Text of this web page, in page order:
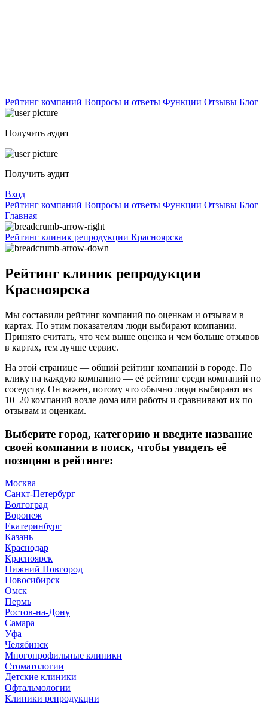
Рейтинг компаний Вопросы и ответы Функции Отзывы Блог
Получить аудит
Получить аудит
Вход
Рейтинг компаний Вопросы и ответы Функции Отзывы Блог
Главная
Рейтинг клиник репродукции Красноярска
Рейтинг клиник репродукции
Красноярска
Мы составили рейтинг компаний по оценкам и отзывам в
картах. По этим показателям люди выбирают компании.
Принято считать, что чем выше оценка и чем больше отзывов
в картах, тем лучше сервис.
На этой странице — общий рейтинг компаний в городе. По
клику на каждую компанию — её рейтинг среди компаний по
соседству. Он важен, потому что обычно люди выбирают из
10–20 компаний возле дома или работы и сравнивают их по
отзывам и оценкам.
Выберите город, категорию и введите название
своей компании в поиск, чтобы увидеть её
позицию в рейтинге:
Москва
Санкт-Петербург
Волгоград
Воронеж
Екатеринбург
Казань
Краснодар
Красноярск
Нижний Новгород
Новосибирск
Омск
Пермь
Ростов-на-Дону
Самара
Уфа
Челябинск
Многопрофильные клиники
Стоматологии
Детские клиники
Офтальмологии
Клиники репродукции